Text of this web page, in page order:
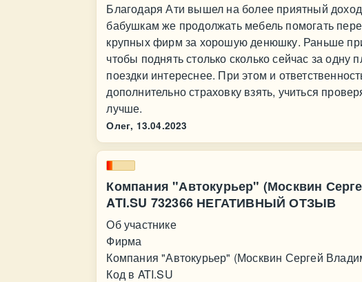
Благодаря Ати вышел на более приятный
бабушкам же продолжать мебель помогать
крупных фирм за хорошую денюшку. Раньше
чтобы поднять столько сколько сейчас за одну
поездки интереснее. При этом и
дополнительно страховку взять, учиться
лучше.
Олег, 13.04.2023
Компания "Автокурьер" (Москвин
ATI.SU 732366 НЕГАТИВНЫЙ ОТЗЫВ
Об участнике
Фирма
Компания "Автокурьер" (Москвин Сергей
Код в ATI.SU